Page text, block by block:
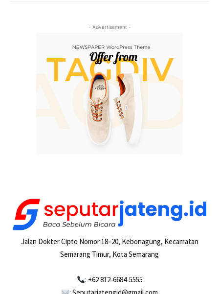
- Advertisement -
Jalan Dokter Cipto Nomor 18–20, Kebonagung, Kecamatan
Semarang Timur, Kota Semarang
: +62 812-6684-5555